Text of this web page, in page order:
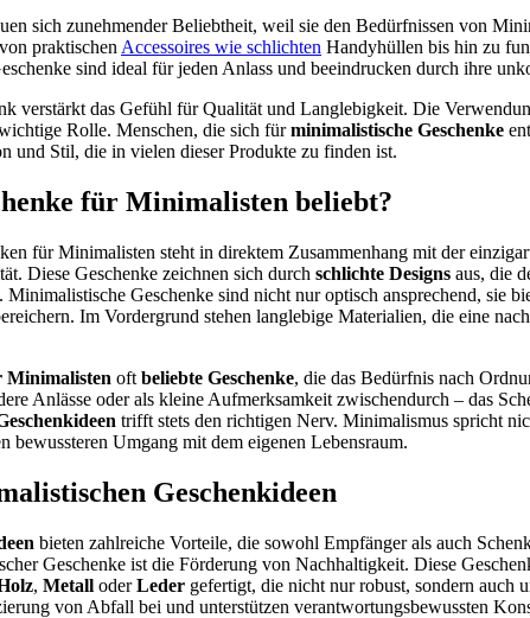
sich zunehmender Beliebtheit, weil sie den Bedürfnissen von
praktischen Accessoires wie schlichten Handyhüllen bis hin zu
sind ideal für jeden Anlass und beeindrucken durch ihre
verstärkt das Gefühl für Qualität und Langlebigkeit. Die
Rolle. Menschen, die sich fürminimalistische Geschenke
und Stil, die in vielen dieser Produkte zu finden ist.
für Minimalisten beliebt?
für Minimalisten steht in direktem Zusammenhang mit der
Diese Geschenke zeichnen sich durch schlichte Designs aus, die
Geschenke sind nicht nur optisch ansprechend, sie
Im Vordergrund stehen langlebige Materialien, die eine
Minimalisten oft beliebte Geschenke, die das Bedürfnis nach
Anlässe oder als kleine Aufmerksamkeit zwischendurch – das
trifft stets den richtigen Nerv. Minimalismus spricht
bewussteren Umgang mit dem eigenen Lebensraum.
Geschenkideen
bieten zahlreiche Vorteile, die sowohl Empfänger als auch
Geschenke ist die Förderung von Nachhaltigkeit. Diese
, Metall oderLeder gefertigt, die nicht nur robust, sondern auch
von Abfall bei und unterstützen verantwortungsbewussten